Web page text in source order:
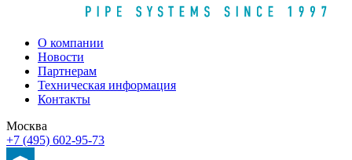
О компании
Новости
Партнерам
Техническая информация
Контакты
Москва
+7 (495) 602-95-73